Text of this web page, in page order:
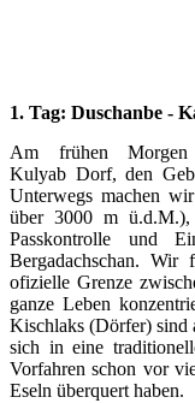
1. Tag: Duschanbe -
Am frühen
Kulyab Dorf, den
Unterwegs machen
über 3000 m
Passkontrolle und
Bergadachschan. Wir
ofizielle Grenze
ganze Leben
Kischlaks (Dörfer) sind
sich in eine
Vorfahren schon vor
Eseln überquert haben.